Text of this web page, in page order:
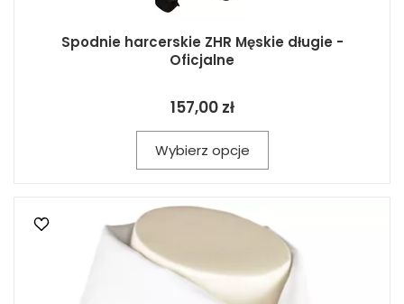
Spodnie harcerskie ZHR Męskie długie -
Oficjalne
157,00 zł
Wybierz opcje